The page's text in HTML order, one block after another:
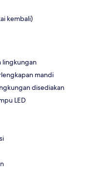
kembali)
lingkungan
mandi
disediakan
LED